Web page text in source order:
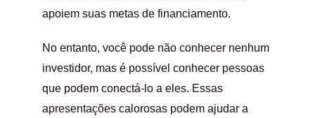
apoiem suas metas de financiamento.
No entanto, você pode não conhecer nenhum
investidor, mas é possível conhecer pessoas
que podem conectá-lo a eles. Essas
apresentações calorosas podem ajudar a